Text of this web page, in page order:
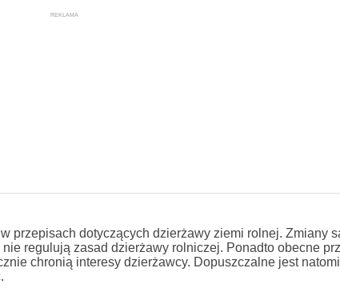
REKLAMA
przepisach dotyczących dzierżawy ziemi rolnej. Zmiany
regulują zasad dzierżawy rolniczej. Ponadto obecne
chronią interesy dzierżawcy. Dopuszczalne jest